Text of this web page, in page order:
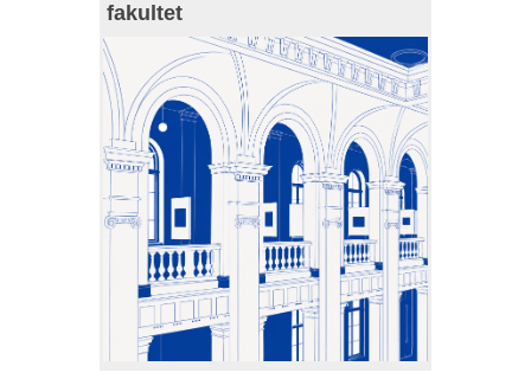
fakultet